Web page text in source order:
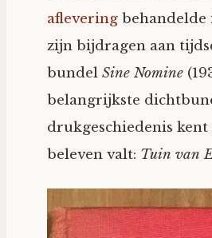
aflevering
zijn bijdragen aan
bundel Sine Nomine
belangrijkste
drukgeschiedenis
beleven valt: Tuin van